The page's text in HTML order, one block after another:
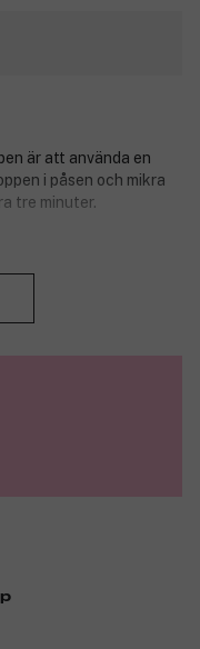
är att använda en
i påsen och mikra
tre minuter.